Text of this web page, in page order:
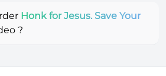
Honk for Jesus. Save Your
?